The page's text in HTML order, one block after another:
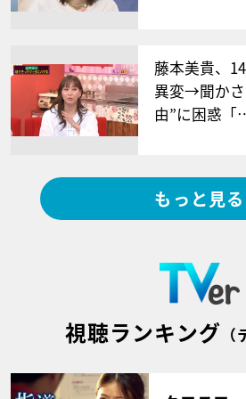
藤本美貴、
異変→聞か
由”に困惑「
もっと見る
視聴ランキング